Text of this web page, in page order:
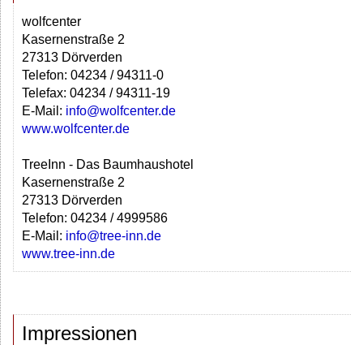
wolfcenter
Kasernenstraße 2
27313 Dörverden
Telefon: 04234 / 94311-0
Telefax: 04234 / 94311-19
E-Mail: info@wolfcenter.de
www.wolfcenter.de
TreeInn - Das Baumhaushotel
Kasernenstraße 2
27313 Dörverden
Telefon: 04234 / 4999586
E-Mail: info@tree-inn.de
www.tree-inn.de
Impressionen